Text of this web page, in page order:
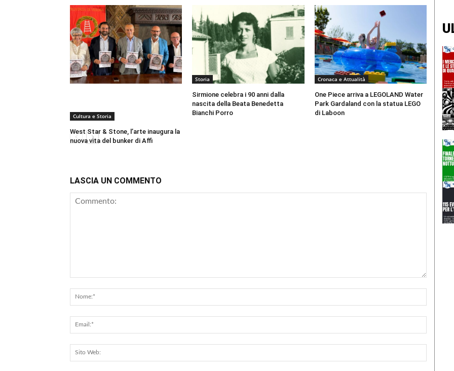
Cultura e Storia
West Star & Stone, l’arte inaugura la
nuova vita del bunker di Affi
Storia
Sirmione celebra i 90 anni dalla
nascita della Beata Benedetta
Bianchi Porro
Cronaca e Attualità
One Piece arriva a LEGOLAND Water
Park Gardaland con la statua LEGO
di Laboon
LASCIA UN COMMENTO